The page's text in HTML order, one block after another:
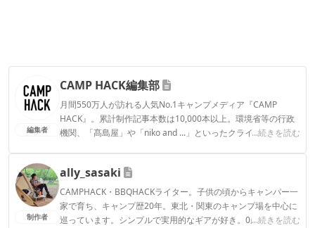
編集者
CAMP HACK編集部
月間550万人が訪れる人気No.1キャンプメディア『CAMP
HACK』。累計制作記事本数は10,000本以上。環境省等の行政
機関、「髙島屋」や「niko and ...」といったクライアントとの
...続きを読む
CAMP HACK編集部のプロフィール
制作者
ally_sasaki
CAMPHACK・BBQHACKライター。子供の頃からキャンパー一
家で育ち、キャンプ歴20年。東北・関東のキャンプ場を中心に
巡っています。シンプルで実用的なギアが好き。0歳娘がいる
...続きを読む